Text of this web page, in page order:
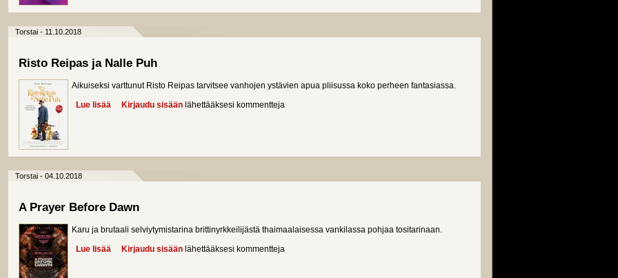
Torstai - 11.10.2018
Risto Reipas ja Nalle Puh
Aikuiseksi varttunut Risto Reipas tarvitsee vanhojen ystävien apua pliisussa koko perheen fantasiassa.
Lue lisää about Risto Reipas ja Nalle Puh
Kirjaudu sisään lähettääksesi kommentteja
Torstai - 04.10.2018
A Prayer Before Dawn
Karu ja brutaali selviytymistarina brittinyrkkeilijästä thaimaalaisessa vankilassa pohjaa tositarinaan.
Lue lisää about A Prayer Before Dawn
Kirjaudu sisään lähettääksesi kommentteja